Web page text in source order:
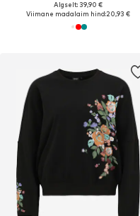
Algselt: 39,90 €
Viimane madalaim hind:20,93 €